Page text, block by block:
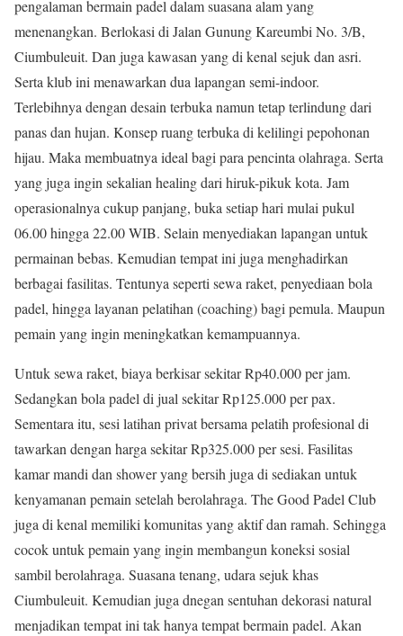
pengalaman bermain padel dalam suasana alam yang
menenangkan. Berlokasi di Jalan Gunung Kareumbi No. 3/B,
Ciumbuleuit. Dan juga kawasan yang di kenal sejuk dan asri.
Serta klub ini menawarkan dua lapangan semi-indoor.
Terlebihnya dengan desain terbuka namun tetap terlindung dari
panas dan hujan. Konsep ruang terbuka di kelilingi pepohonan
hijau. Maka membuatnya ideal bagi para pencinta olahraga. Serta
yang juga ingin sekalian healing dari hiruk-pikuk kota. Jam
operasionalnya cukup panjang, buka setiap hari mulai pukul
06.00 hingga 22.00 WIB. Selain menyediakan lapangan untuk
permainan bebas. Kemudian tempat ini juga menghadirkan
berbagai fasilitas. Tentunya seperti sewa raket, penyediaan bola
padel, hingga layanan pelatihan (coaching) bagi pemula. Maupun
pemain yang ingin meningkatkan kemampuannya.
Untuk sewa raket, biaya berkisar sekitar Rp40.000 per jam.
Sedangkan bola padel di jual sekitar Rp125.000 per pax.
Sementara itu, sesi latihan privat bersama pelatih profesional di
tawarkan dengan harga sekitar Rp325.000 per sesi. Fasilitas
kamar mandi dan shower yang bersih juga di sediakan untuk
kenyamanan pemain setelah berolahraga. The Good Padel Club
juga di kenal memiliki komunitas yang aktif dan ramah. Sehingga
cocok untuk pemain yang ingin membangun koneksi sosial
sambil berolahraga. Suasana tenang, udara sejuk khas
Ciumbuleuit. Kemudian juga dnegan sentuhan dekorasi natural
menjadikan tempat ini tak hanya tempat bermain padel. Akan